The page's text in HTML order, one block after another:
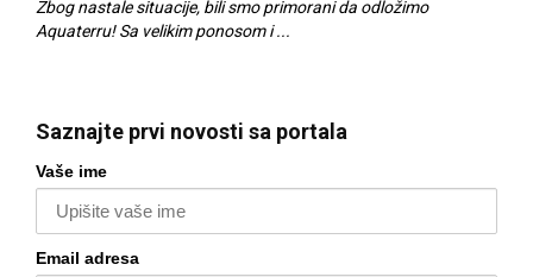
Zbog nastale situacije, bili smo primorani da odložimo
Aquaterru! Sa velikim ponosom i ...
Saznajte prvi novosti sa portala
Vaše ime
Email adresa